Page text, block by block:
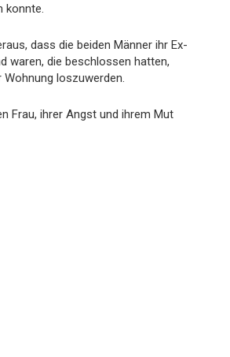
konnte.
dass die beiden Männer ihr Ex-
waren, die beschlossen hatten,
Wohnung loszuwerden.
Frau, ihrer Angst und ihrem Mut